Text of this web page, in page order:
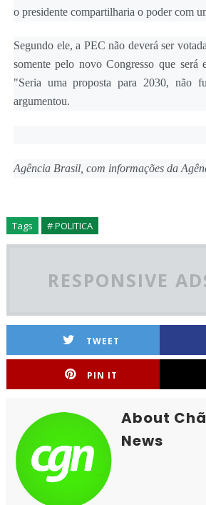
o presidente compartilharia o poder com
Segundo ele, a PEC não deverá ser
somente pelo novo Congresso que será
"Seria uma proposta para 2030, não
argumentou.
Agência Brasil, com informações da
Tags # POLITICA
RESPONSIVE
TWEET
PIN IT
About
News